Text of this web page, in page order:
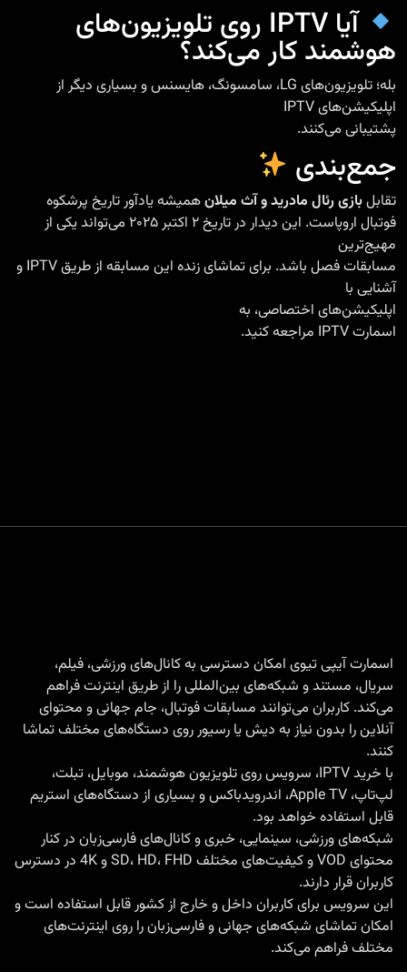
آیا IPTV روی تلویزیون‌های
هوشمندکار می‌کند؟
بله؛ تلویزیون‌های LG، سامسونگ، هایسنس و بسیاری دیگر از
اپلیکیشن‌های IPTV
پشتیبانی می‌کنند.
جمع‌بندی
تقابلبازی رئال مادرید و آث میلانهمیشه یادآور تاریخ پرشکوه
فوتبال اروپاست. این دیدار در تاریخ ۲ اکتبر ۲۰۲۵ می‌تواند یکی از
مهیج‌ترین
مسابقات فصل باشد. برای تماشای زنده این مسابقه از طریق IPTV و
آشنایی با
اپلیکیشن‌های اختصاصی، به
اسمارت IPTV
مراجعه کنید.
اسمارت آیپی تیوی امکان دسترسی به کانال‌های ورزشی، فیلم،
سریال، مستند و شبکه‌های بین‌المللی را از طریق اینترنت فراهم
می‌کند. کاربران می‌توانند مسابقات فوتبال، جام جهانی و محتوای
آنلاین را بدون نیاز به دیش یا رسیور روی دستگاه‌های مختلف تماشا
کنند.
با خرید IPTV
، سرویس روی تلویزیون هوشمند، موبایل، تبلت،
لپ‌تاپ، Apple TV، اندرویدباکس و بسیاری از دستگاه‌های استریم
قابل استفاده خواهد بود.
شبکه‌های ورزشی، سینمایی، خبری و کانال‌های فارسی‌زبان در کنار
محتوای VOD و کیفیت‌های مختلف SD، HD، FHD و 4K در دسترس
کاربران قرار دارند.
این سرویس برای کاربران داخل و خارج از کشور قابل استفاده است و
امکان تماشای شبکه‌های جهانی و فارسی‌زبان را روی اینترنت‌های
مختلف فراهم می‌کند.